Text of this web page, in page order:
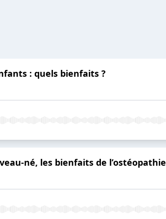
: quels bienfaits ?
né, les bienfaits de l’ostéopathie